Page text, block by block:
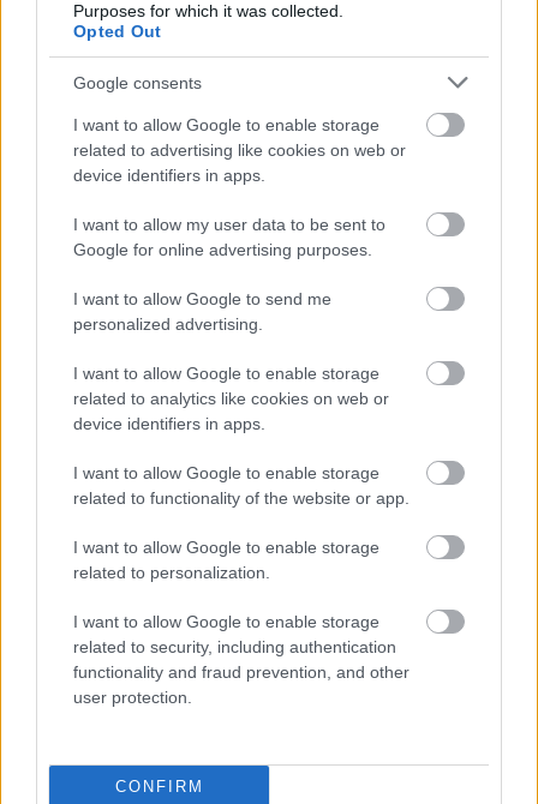
Purposes for which it was collected.
Opted Out
Google consents
I want to allow Google to enable storage
related to advertising like cookies on web or
device identifiers in apps.
I want to allow my user data to be sent to
Google for online advertising purposes.
I want to allow Google to send me
personalized advertising.
I want to allow Google to enable storage
related to analytics like cookies on web or
device identifiers in apps.
I want to allow Google to enable storage
related to functionality of the website or app.
I want to allow Google to enable storage
related to personalization.
I want to allow Google to enable storage
related to security, including authentication
functionality and fraud prevention, and other
user protection.
CONFIRM